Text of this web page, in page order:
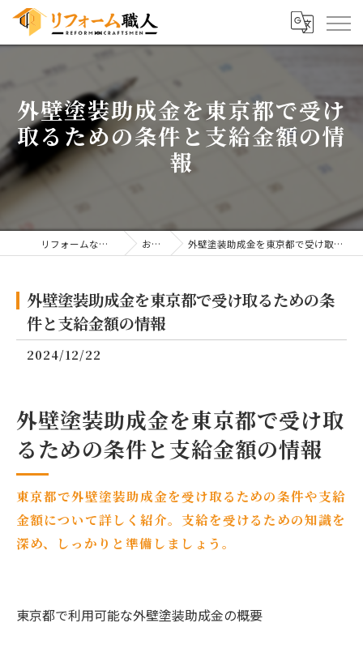
外壁塗装助成金を東京都で受け
取るための条件と支給金額の情
報
リフォームならリフォーム職人 お知らせ 外壁塗装助成金を東京都で受け取るための条件と支給金額の情報
外壁塗装助成金を東京都で受け取るための条
件と支給金額の情報
2024/12/22
外壁塗装助成金を東京都で受け取
るための条件と支給金額の情報
東京都で外壁塗装助成金を受け取るための条件や支給
金額について詳しく紹介。支給を受けるための知識を
深め、しっかりと準備しましょう。
東京都で利用可能な外壁塗装助成金の概要